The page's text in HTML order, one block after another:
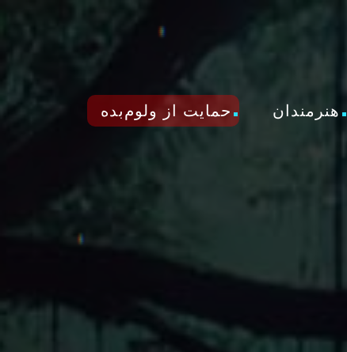
هنرمندان حمایت از ولوم‌بده